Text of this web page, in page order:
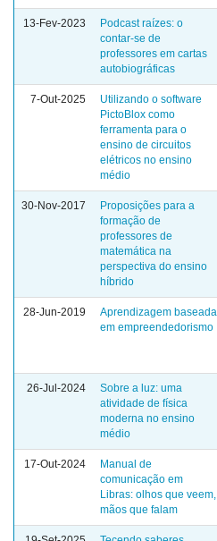
13-Fev-2023
Podcast raízes: o
contar-se de
professores em cartas
autobiográficas
7-Out-2025
Utilizando o software
PictoBlox como
ferramenta para o
ensino de circuitos
elétricos no ensino
médio
30-Nov-2017
Proposições para a
formação de
professores de
matemática na
perspectiva do ensino
híbrido
28-Jun-2019
Aprendizagem baseada
em empreendedorismo
26-Jul-2024
Sobre a luz: uma
atividade de física
moderna no ensino
médio
17-Out-2024
Manual de
comunicação em
Libras: olhos que veem,
mãos que falam